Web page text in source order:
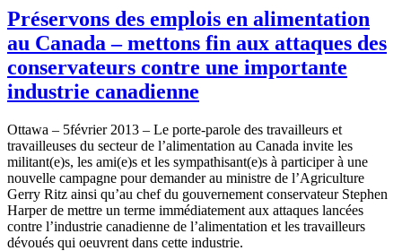
Préservons des emplois en alimentation
au Canada – mettons fin aux attaques des
conservateurs contre une importante
industrie canadienne
Ottawa – 5février 2013 – Le porte-parole des travailleurs et
travailleuses du secteur de l’alimentation au Canada invite les
militant(e)s, les ami(e)s et les sympathisant(e)s à participer à une
nouvelle campagne pour demander au ministre de l’Agriculture
Gerry Ritz ainsi qu’au chef du gouvernement conservateur Stephen
Harper de mettre un terme immédiatement aux attaques lancées
contre l’industrie canadienne de l’alimentation et les travailleurs
dévoués qui oeuvrent dans cette industrie.